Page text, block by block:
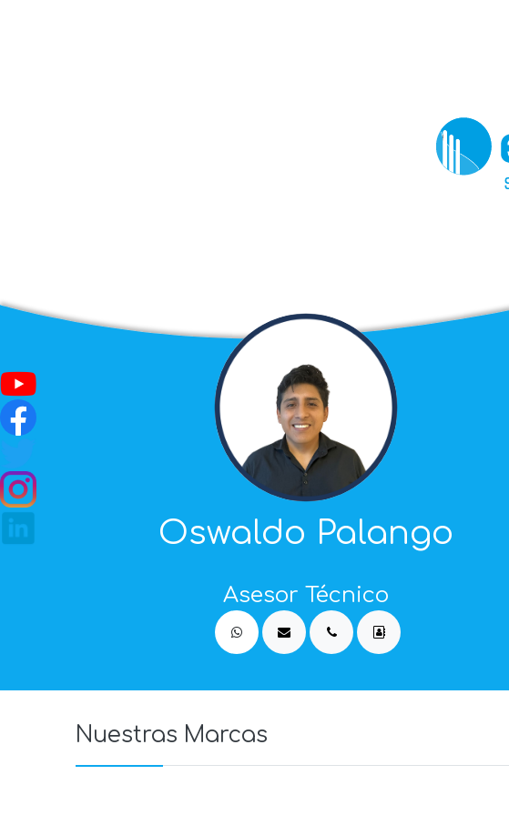
Oswaldo Palango
Asesor Técnico
Nuestras Marcas